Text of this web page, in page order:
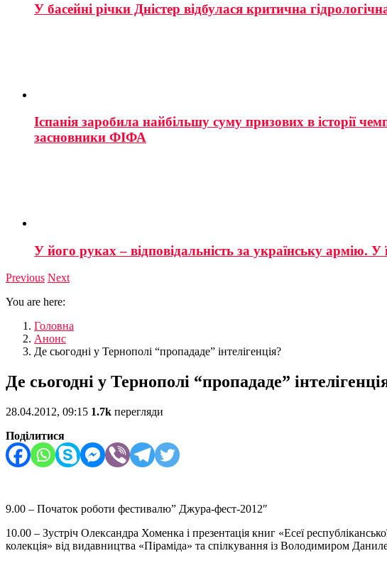
У басейні річки Дністер відбулася критична
Іспанія заробила найбільшу суму призових в історії
засновники ФІФА
У його руках – відповідальність за українську армію. У
Previous Next
You are here:
Головна
Анонс
Де сьогодні у Тернополі “пропададе” інтелігенція?
Де сьогодні у Тернополі “пропададе”
28.04.2012, 09:15 1.7k перегляди
Поділитися
9.00 – Початок роботи фестивалю” Джура-фест-2012″
10.00 – Зустріч Олександра Хоменка і презентація книг «Есеї
колекція» від видавництва «Піраміда» та спілкування із Володимиром